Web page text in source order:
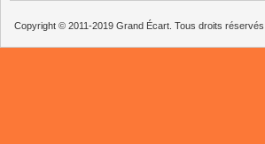
Copyright © 2011-2019 Grand Écart. Tous droits réservés.